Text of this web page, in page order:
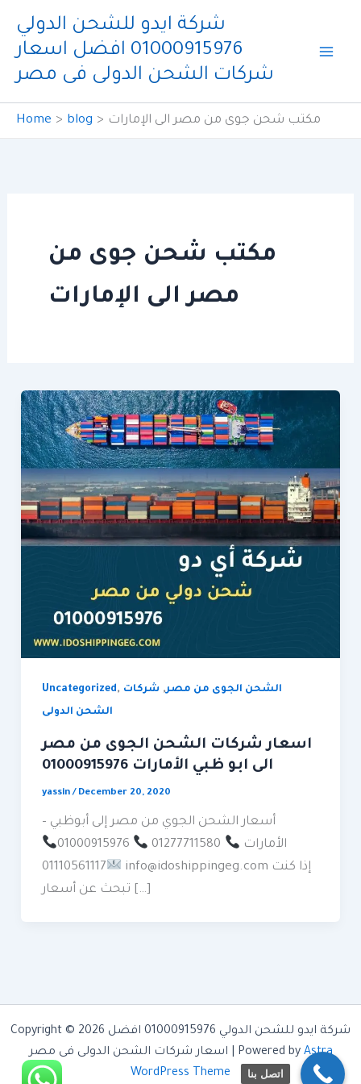
content
شركة ايدو للشحن الدولي
01000915976 افضل اسعار
شركات الشحن الدولى فى مصر
Home blog مكتب شحن جوى من مصر الى الإمارات
مكتب شحن جوى من
مصر الى الإمارات
Uncategorized, الشحن الجوى من مصر, شركات
الشحن الدولى
اسعار شركات الشحن الجوى من مصر
الى ابو ظبي الأمارات 01000915976
yassin/ December 20, 2020
أسعار الشحن الجوي من مصر إلى أبوظبي –
الأمارات
01110561117
info@idoshippingeg.com إذا كنت
تبحث عن أسعار […]
Copyright © 2026 شركة ايدو للشحن الدولي 01000915976 افضل
اسعار شركات الشحن الدولى فى مصر | Powered by Astra
WordPress Theme
اتصل بنا